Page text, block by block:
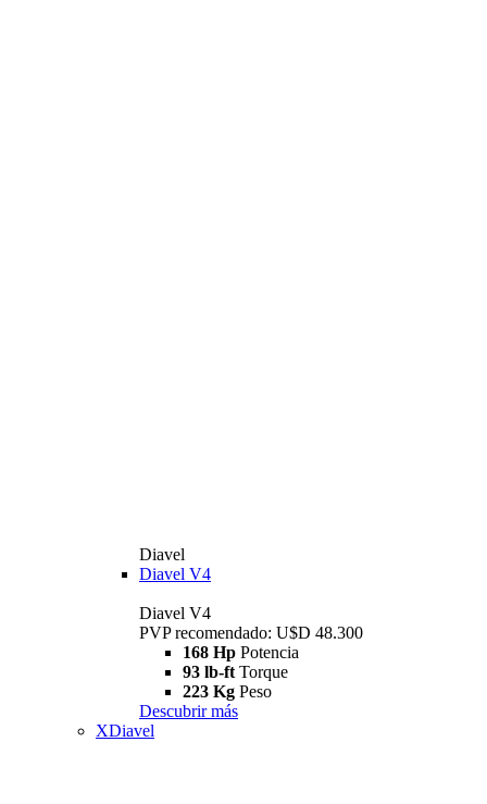
Diavel
Diavel V4
Diavel V4
PVP recomendado: U$D 48.300
168 Hp Potencia
93 lb-ft Torque
223 Kg Peso
Descubrir más
XDiavel